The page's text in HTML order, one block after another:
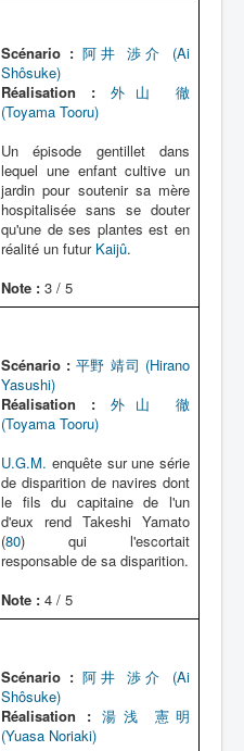
Scénario : 阿井 渉介 (Ai
Shôsuke)
Réalisation :
外山 徹
(Toyama Tooru)
Un épisode gentillet dans
lequel une enfant cultive un
jardin pour soutenir sa mère
hospitalisée sans se douter
qu'une de ses plantes est en
réalité un futur Kaijû.
Note : 3 / 5
Scénario : 平野 靖司 (Hirano
Yasushi)
Réalisation :
外山 徹
(Toyama Tooru)
U.G.M. enquête sur une série
de disparition de navires dont
le fils du capitaine de l'un
d'eux rend Takeshi Yamato
(80) qui l'escortait
responsable de sa disparition.
Note : 4 / 5
Scénario : 阿井 渉介 (Ai
Shôsuke)
Réalisation : 湯浅 憲明
(Yuasa Noriaki)